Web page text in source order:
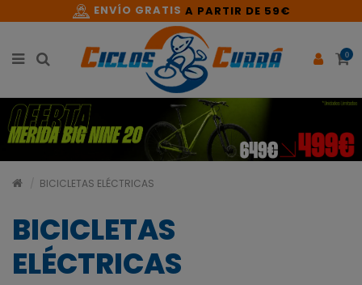
ENVÍO GRATIS A PARTIR DE 59€
0
BICICLETAS ELÉCTRICAS
BICICLETAS
ELÉCTRICAS